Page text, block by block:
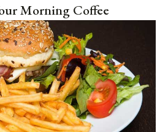
Morning Coffee